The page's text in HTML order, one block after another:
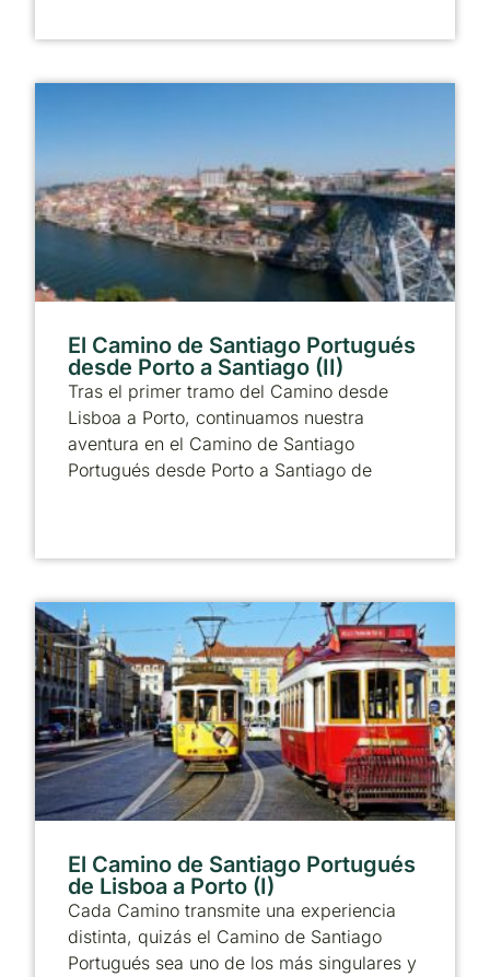
El Camino de Santiago Portugués
desde Porto a Santiago (II)
Tras el primer tramo del Camino desde
Lisboa a Porto, continuamos nuestra
aventura en el Camino de Santiago
Portugués desde Porto a Santiago de
El Camino de Santiago Portugués
de Lisboa a Porto (I)
Cada Camino transmite una experiencia
distinta, quizás el Camino de Santiago
Portugués sea uno de los más singulares y